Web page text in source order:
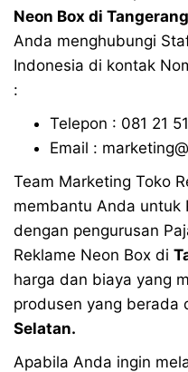
Neon Box di
Anda menghubungi
Indonesia di kontak
:
Telepon : 081 21
Email :
Team Marketing Toko
membantu Anda untuk
dengan pengurusan
Reklame Neon Box di
harga dan biaya yang
produsen yang berada
Selatan.
Apabila Anda ingin